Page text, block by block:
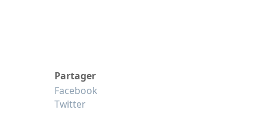
Partager
Facebook
Twitter